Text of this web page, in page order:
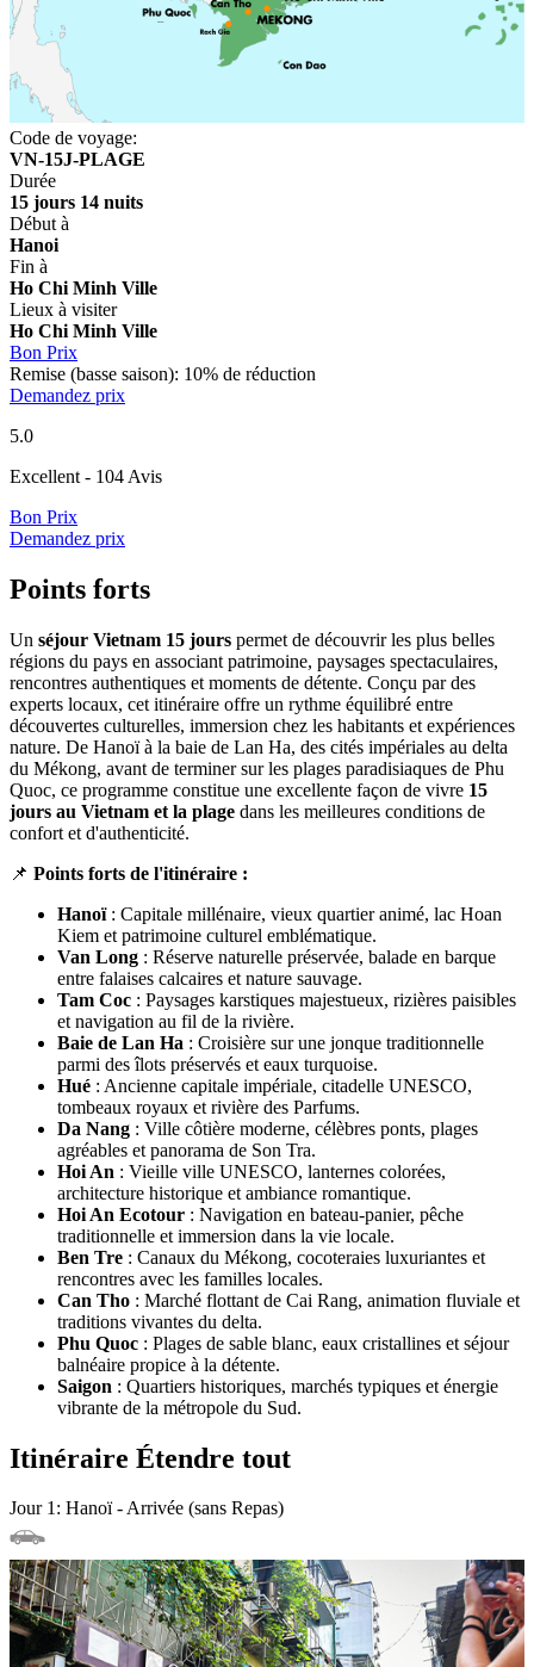
Code de voyage:
VN-15J-PLAGE
Durée
15 jours 14 nuits
Début à
Hanoi
Fin à
Ho Chi Minh Ville
Lieux à visiter
Ho Chi Minh Ville
Bon Prix
Remise (basse saison): 10% de réduction
Demandez prix
5.0
Excellent - 104 Avis
Bon Prix
Demandez prix
Points forts
Un séjour Vietnam 15 jours permet de découvrir les plus belles
régions du pays en associant patrimoine, paysages spectaculaires,
rencontres authentiques et moments de détente. Conçu par des
experts locaux, cet itinéraire offre un rythme équilibré entre
découvertes culturelles, immersion chez les habitants et expériences
nature. De Hanoï à la baie de Lan Ha, des cités impériales au delta
du Mékong, avant de terminer sur les plages paradisiaques de Phu
Quoc, ce programme constitue une excellente façon de vivre 15
jours au Vietnam et la plage dans les meilleures conditions de
confort et d'authenticité.
📌 Points forts de l'itinéraire :
Hanoï: Capitale millénaire, vieux quartier animé, lac Hoan
Kiem et patrimoine culturel emblématique.
Van Long : Réserve naturelle préservée, balade en barque
entre falaises calcaires et nature sauvage.
Tam Coc : Paysages karstiques majestueux, rizières paisibles
et navigation au fil de la rivière.
Baie de Lan Ha : Croisière sur une jonque traditionnelle
parmi des îlots préservés et eaux turquoise.
Hué : Ancienne capitale impériale, citadelle UNESCO,
tombeaux royaux et rivière des Parfums.
Da Nang : Ville côtière moderne, célèbres ponts, plages
agréables et panorama de Son Tra.
Hoi An : Vieille ville UNESCO, lanternes colorées,
architecture historique et ambiance romantique.
Hoi An Ecotour : Navigation en bateau-panier, pêche
traditionnelle et immersion dans la vie locale.
Ben Tre : Canaux du Mékong, cocoteraies luxuriantes et
rencontres avec les familles locales.
Can Tho : Marché flottant de Cai Rang, animation fluviale et
traditions vivantes du delta.
Phu Quoc : Plages de sable blanc, eaux cristallines et séjour
balnéaire propice à la détente.
Saigon : Quartiers historiques, marchés typiques et énergie
vibrante de la métropole du Sud.
Itinéraire Étendre tout
Jour 1: Hanoï - Arrivée (sans Repas)